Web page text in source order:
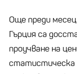
Още преди
Гърция са
проучване на
статистическа